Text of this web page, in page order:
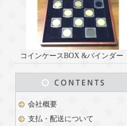
コインケースBOX &バインダー
会社概要
支払・配送について